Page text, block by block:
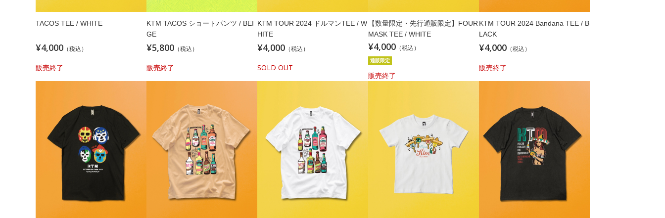
TACOS TEE / WHITE
¥4,000 （税込）
販売終了
KTM TACOS ショートパンツ / BEI
GE
¥5,800 （税込）
販売終了
KTM TOUR 2024 ドルマンTEE / W
HITE
¥4,000 （税込）
SOLD OUT
【数量限定・先行通販限定】FOUR
MASK TEE / WHITE
¥4,000 （税込）
通販限定
販売終了
KTM TOUR 2024 Bandana TEE / B
LACK
¥4,000 （税込）
販売終了